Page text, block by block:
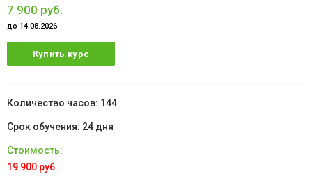
7 900 руб.
до 14.08.2026
Купить курс
144
24 дня
19 900 руб.